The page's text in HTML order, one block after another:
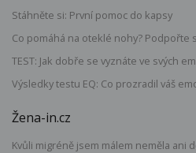
Stáhněte si: První pomoc do kapsy
Co pomáhá na oteklé nohy? Podpořte
TEST: Jak dobře se vyznáte ve svých
Výsledky testu EQ: Co prozradil váš
Žena-in.cz
Kvůli migréně jsem málem neměla ani